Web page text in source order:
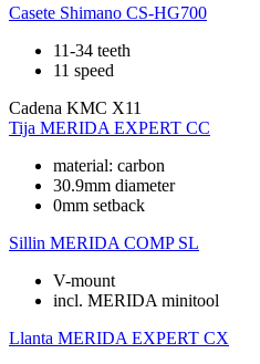
Casete Shimano CS-HG700
11-34 teeth
11 speed
Cadena KMC X11
Tija MERIDA EXPERT CC
material: carbon
30.9mm diameter
0mm setback
Sillin MERIDA COMP SL
V-mount
incl. MERIDA minitool
Llanta MERIDA EXPERT CX